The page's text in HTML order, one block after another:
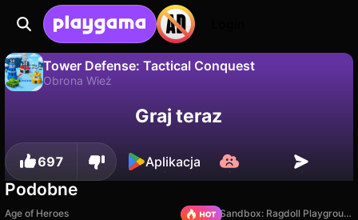
Tower Defense: Tactical Conquest
Obrona Wież
Zapisz postępy! Nie
Graj teraz
697 Aplikacja
Podobne
Age of Heroes
Sprunki Sandbox: Ragdoll Playground Mode